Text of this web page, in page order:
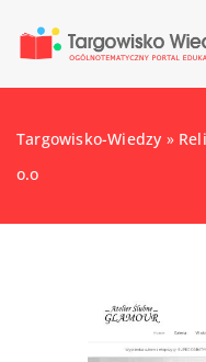
Targowisko-Wiedzy »
o.o